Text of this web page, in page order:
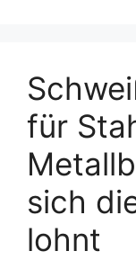
für
sich
lohnt